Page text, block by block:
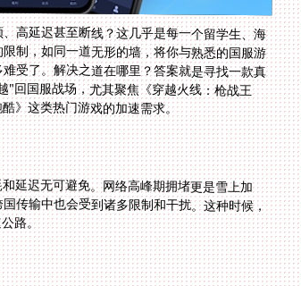
高延迟甚至断线？这几乎是每一个留学生、海
制，如同一道无形的墙，将你与熟悉的国服游
受了。解决之道在哪里？答案就是寻找一款真
"回国服战场，尤其聚焦《穿越火线：枪战王
》这类热门游戏的加速需求。
延迟无可避免。网络高峰期拥堵更是雪上加
输中也会受到诸多限制和干扰。这种时候，
路。